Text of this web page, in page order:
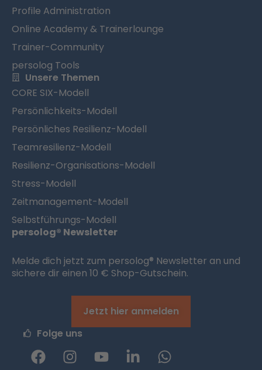
Profile Administration
Online Academy & Trainerlounge
Trainer-Community
persolog Tools
Unsere Themen
CORE SIX-Modell
Persönlichkeits-Modell
Persönliches Resilienz-Modell
Teamresilienz-Modell
Resilienz-Organisations-Modell
Stress-Modell
Zeitmanagement-Modell
Selbstführungs-Modell
persolog® Newsletter
Melde dich jetzt zum persolog® Newsletter an und
sichere dir einen 10 € Shop-Gutschein.
Jetzt hier anmelden
Folge uns
F
a
I
n
Y
o
L
i
W
h